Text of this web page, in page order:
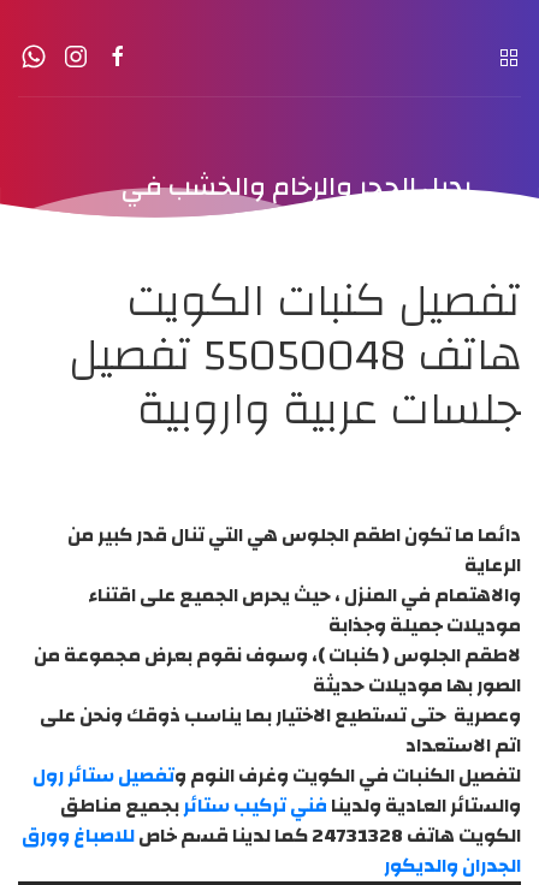
بديل الحجر والرخام والخشب في
تفصيل كنبات الكويت
هاتف 55050048 تفصيل
جلسات عربية واروبية
دائما ما تكون اطقم الجلوس هي التي تنال قدر كبير من
الرعاية
والاهتمام في المنزل ، حيث يحرص الجميع على اقتناء
موديلات جميلة وجذابة
لاطقم الجلوس ( كنبات )، وسوف نقوم بعرض مجموعة من
الصور بها موديلات حديثة
وعصرية حتى تستطيع الاختيار بما يناسب ذوقك ونحن على
اتم الاستعداد
لتفصيل الكنبات في الكويت وغرف النوم وتفصيل ستائر رول
والستائر العادية ولدينافني تركيب ستائربجميع مناطق
الكويت هاتف 24731328 كما لدينا قسم خاص
للاصباغ وورق
الجدران والديكور